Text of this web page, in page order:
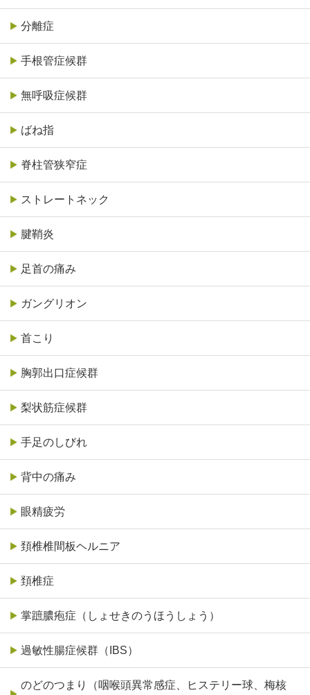
分離症
手根管症候群
無呼吸症候群
ばね指
脊柱管狭窄症
ストレートネック
腱鞘炎
足首の痛み
ガングリオン
首こり
胸郭出口症候群
梨状筋症候群
手足のしびれ
背中の痛み
眼精疲労
頚椎椎間板ヘルニア
頚椎症
掌蹠膿疱症（しょせきのうほうしょう）
過敏性腸症候群（IBS）
のどのつまり（咽喉頭異常感症、ヒステリー球、梅核